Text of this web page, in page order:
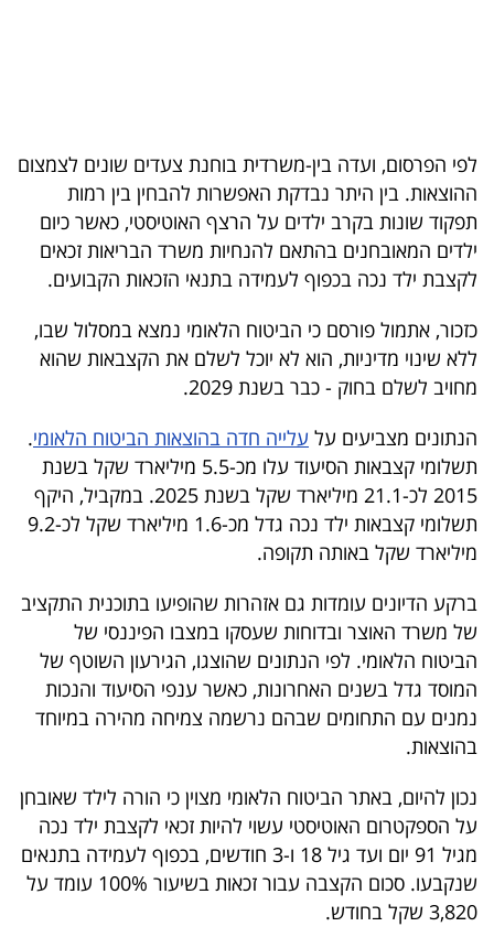
פודקאסט
40
UNDER
40
שיתופי
דרושים
מייל
אדום
באייס
עקבו
אחרינו:
לפי הפרסום, ועדה בין-משרדית בוחנת צעדים שונים לצמצום
ההוצאות. בין היתר נבדקת האפשרות להבחין בין רמות
תפקוד שונות בקרב ילדים על הרצף האוטיסטי, כאשר כיום
ילדים המאובחנים בהתאם להנחיות משרד הבריאות זכאים
לקצבת ילד נכה בכפוף לעמידה בתנאי הזכאות הקבועים.
כזכור, אתמול פורסם כי הביטוח הלאומי נמצא במסלול שבו,
ללא שינוי מדיניות, הוא לא יוכל לשלם את הקצבאות שהוא
מחויב לשלם בחוק - כבר בשנת 2029.
הנתונים מצביעים על עלייה חדה בהוצאות הביטוח הלאומי.
תשלומי קצבאות הסיעוד עלו מכ-5.5 מיליארד שקל בשנת
2015 לכ-21.1 מיליארד שקל בשנת 2025. במקביל, היקף
תשלומי קצבאות ילד נכה גדל מכ-1.6 מיליארד שקל לכ-9.2
מיליארד שקל באותה תקופה.
ברקע הדיונים עומדות גם אזהרות שהופיעו בתוכנית התקציב
של משרד האוצר ובדוחות שעסקו במצבו הפיננסי של
הביטוח הלאומי. לפי הנתונים שהוצגו, הגירעון השוטף של
המוסד גדל בשנים האחרונות, כאשר ענפי הסיעוד והנכות
נמנים עם התחומים שבהם נרשמה צמיחה מהירה במיוחד
בהוצאות.
נכון להיום, באתר הביטוח הלאומי מצוין כי הורה לילד שאובחן
על הספקטרום האוטיסטי עשוי להיות זכאי לקצבת ילד נכה
מגיל 91 יום ועד גיל 18 ו-3 חודשים, בכפוף לעמידה בתנאים
שנקבעו. סכום הקצבה עבור זכאות בשיעור 100% עומד על
3,820 שקל בחודש.